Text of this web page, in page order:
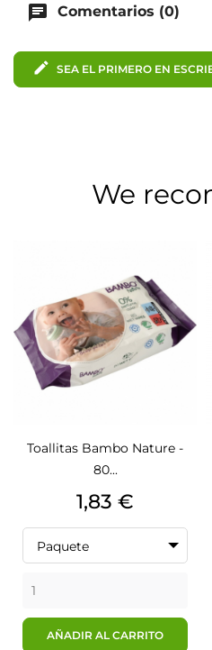
chat Comentarios (0)
edit SEA EL PRIMERO EN
We
Toallitas Bambo Nature -
80...
Precio
1,83 €
Paquete
AÑADIR AL CARRITO